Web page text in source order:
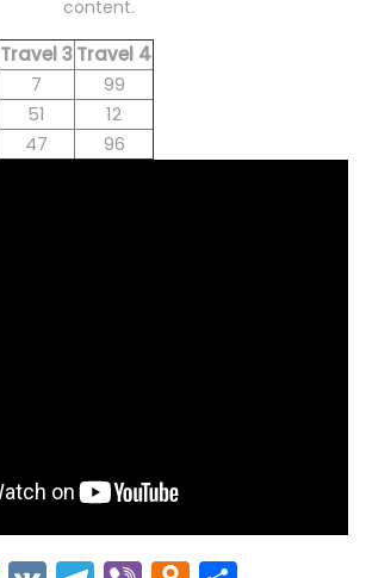
content.
Travel 3Travel 4
7
99
51
12
47 96